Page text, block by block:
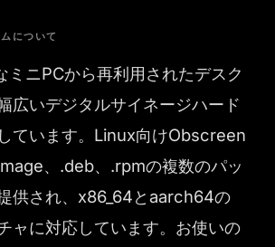
について
ミニPCから再利用されたデスク
広いデジタルサイネージハード
ています。Linux向けObscreen
、.deb、.rpmの複数のパッ
供され、x86_64とaarch64の
ャに対応しています。お使いの